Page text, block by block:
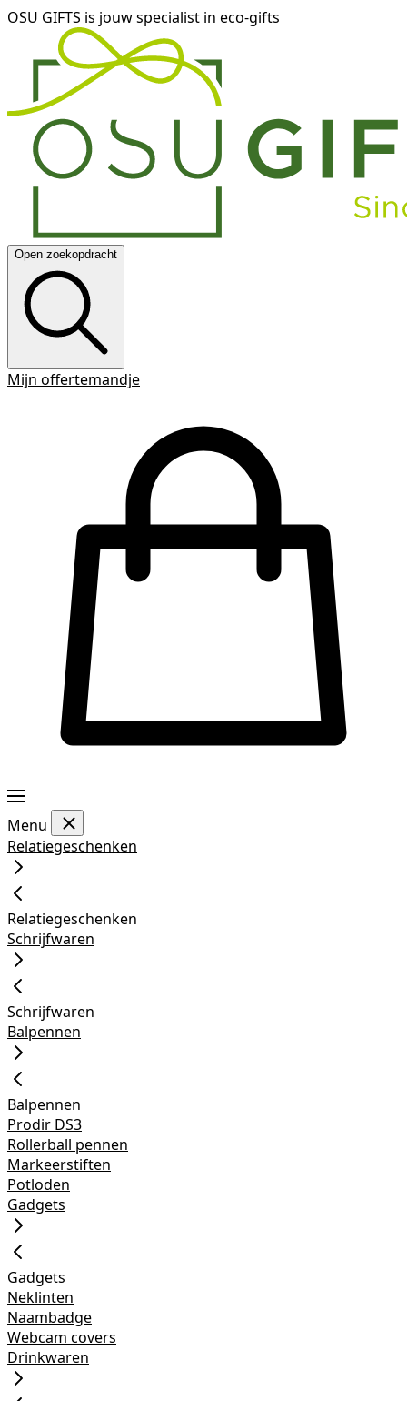
OSU GIFTS is jouw specialist in eco-gifts
Open zoekopdracht
Mijn offertemandje
Menu
Relatiegeschenken
Relatiegeschenken
Schrijfwaren
Schrijfwaren
Balpennen
Balpennen
Prodir DS3
Rollerball pennen
Markeerstiften
Potloden
Gadgets
Gadgets
Neklinten
Naambadge
Webcam covers
Drinkwaren